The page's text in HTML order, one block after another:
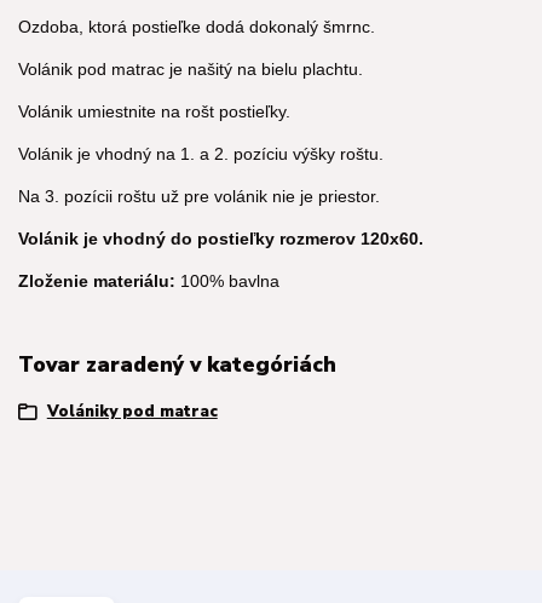
Ozdoba, ktorá postieľke dodá dokonalý šmrnc.
Volánik pod matrac je našitý na bielu plachtu.
Volánik umiestnite na rošt postieľky.
Volánik je vhodný na 1. a 2. pozíciu výšky roštu.
Na 3. pozícii roštu už pre volánik nie je priestor.
Volánik je vhodný do postieľky rozmerov 120x60.
Zloženie materiálu: 100% bavlna
Tovar zaradený v kategóriách
Volániky pod matrac